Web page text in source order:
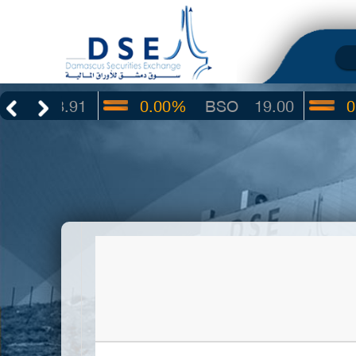
3.91 19.00
BSO
0.00% 0.00%